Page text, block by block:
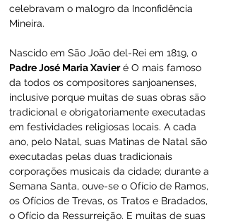
celebravam o malogro da Inconfidência
Mineira.
Nascido em São João del-Rei em 1819, o
Padre José Maria Xavier é O mais famoso
da todos os compositores sanjoanenses,
inclusive porque muitas de suas obras são
tradicional e obrigatoriamente executadas
em festividades religiosas locais. A cada
ano, pelo Natal, suas Matinas de Natal são
executadas pelas duas tradicionais
corporações musicais da cidade; durante a
Semana Santa, ouve-se o Ofício de Ramos,
os Ofícios de Trevas, os Tratos e Bradados,
o Ofício da Ressurreição. E muitas de suas